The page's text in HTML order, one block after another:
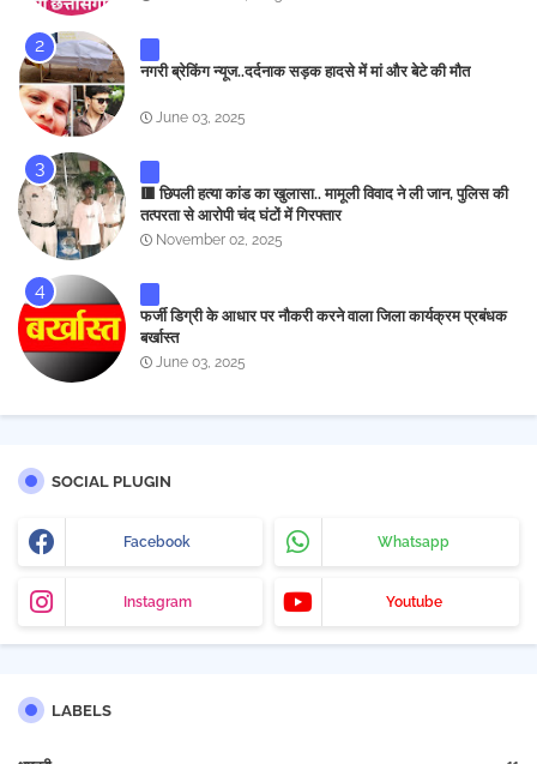
नगरी ब्रेकिंग न्यूज..दर्दनाक सड़क हादसे में मां और बेटे की मौत
June 03, 2025
🟥 छिपली हत्या कांड का खुलासा.. मामूली विवाद ने ली जान, पुलिस की
तत्परता से आरोपी चंद घंटों में गिरफ्तार
November 02, 2025
फर्जी डिग्री के आधार पर नौकरी करने वाला जिला कार्यक्रम प्रबंधक
बर्खास्त
June 03, 2025
SOCIAL PLUGIN
Facebook Whatsapp
Instagram Youtube
LABELS